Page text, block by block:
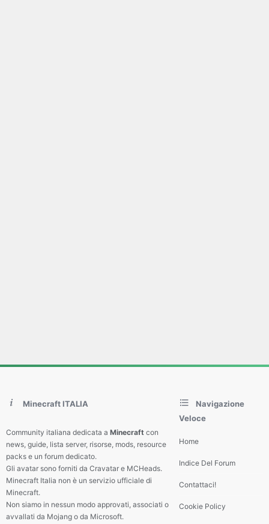
Minecraft ITALIA
Community italiana dedicata a Minecraft con
news, guide, lista server, risorse, mods, resource
packs e un forum dedicato.
Gli avatar sono forniti da Cravatar e MCHeads.
Minecraft Italia non è un servizio ufficiale di
Minecraft.
Non siamo in nessun modo approvati, associati o
avvallati da Mojang o da Microsoft.
Navigazione
Veloce
Home
Indice Del Forum
Contattaci!
Cookie Policy